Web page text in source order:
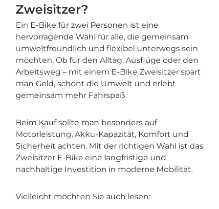
Zweisitzer?
Ein E-Bike für zwei Personen ist eine
hervorragende Wahl für alle, die gemeinsam
umweltfreundlich und flexibel unterwegs sein
möchten. Ob für den Alltag, Ausflüge oder den
Arbeitsweg – mit einem E-Bike Zweisitzer spart
man Geld, schont die Umwelt und erlebt
gemeinsam mehr Fahrspaß.
Beim Kauf sollte man besonders auf
Motorleistung, Akku-Kapazität, Komfort und
Sicherheit achten. Mit der richtigen Wahl ist das
Zweisitzer E-Bike eine langfristige und
nachhaltige Investition in moderne Mobilität.
Vielleicht möchten Sie auch lesen: